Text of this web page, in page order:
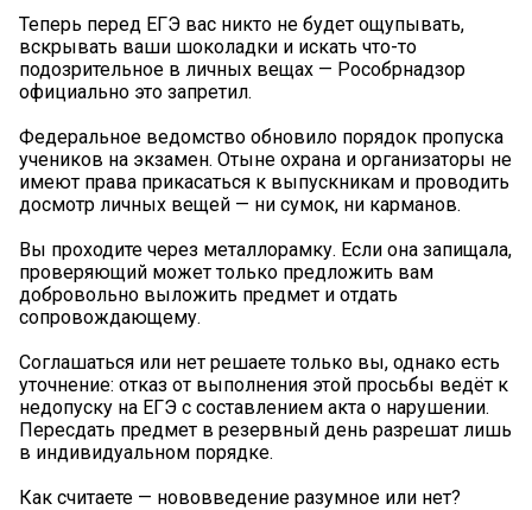
Теперь перед ЕГЭ вас никто не будет ощупывать,
вскрывать ваши шоколадки и искать что-то
подозрительное в личных вещах — Рособрнадзор
официально это запретил.
Федеральное ведомство обновило порядок пропуска
учеников на экзамен. Отыне охрана и организаторы не
имеют права прикасаться к выпускникам и проводить
досмотр личных вещей — ни сумок, ни карманов.
Вы проходите через металлорамку. Если она запищала,
проверяющий может только предложить вам
добровольно выложить предмет и отдать
сопровождающему.
Соглашаться или нет решаете только вы, однако есть
уточнение: отказ от выполнения этой просьбы ведёт к
недопуску на ЕГЭ с составлением акта о нарушении.
Пересдать предмет в резервный день разрешат лишь
в индивидуальном порядке.
Как считаете — нововведение разумное или нет?